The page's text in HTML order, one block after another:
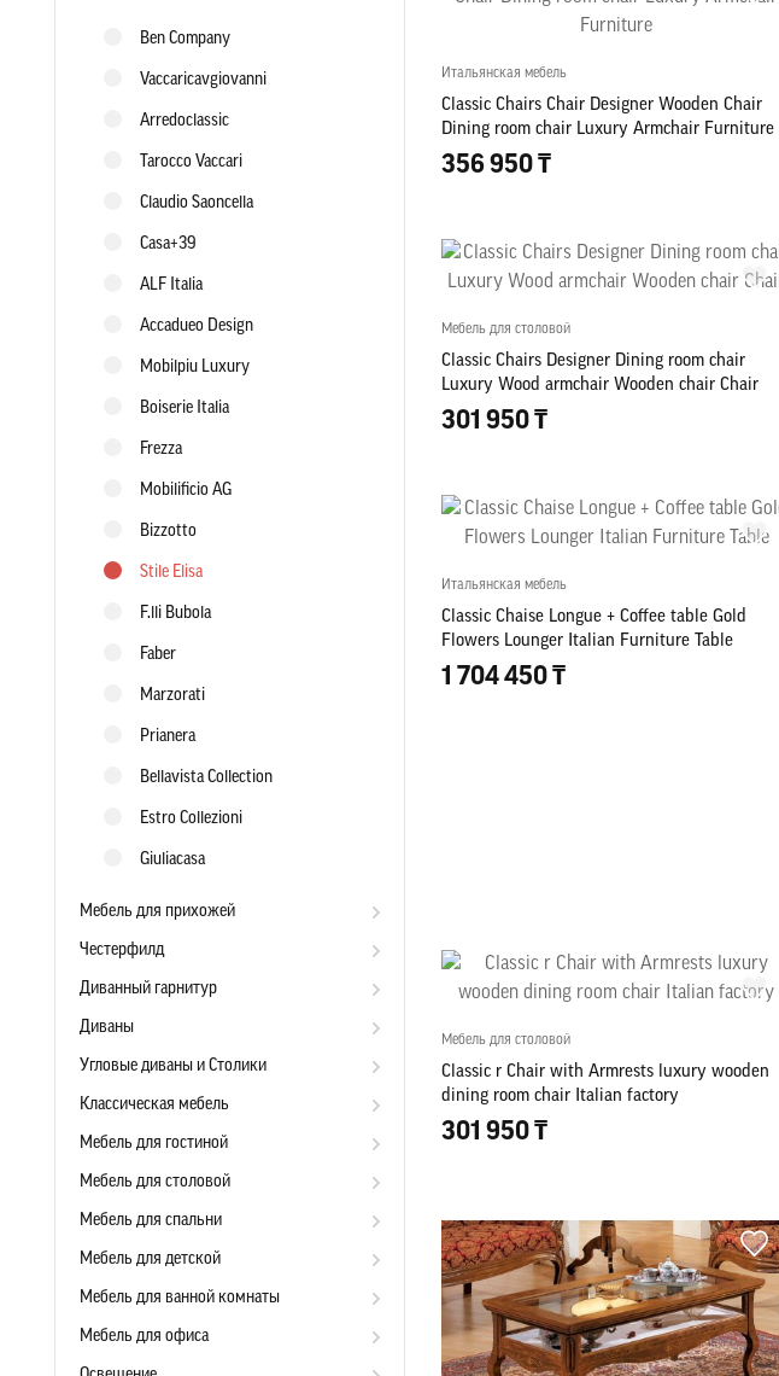
Ben Company
Vaccaricavgiovanni
Arredoclassic
Tarocco Vaccari
Claudio Saoncella
Casa+39
ALF Italia
Accadueo Design
Mobilpiu Luxury
Boiserie Italia
Frezza
Mobilificio AG
Bizzotto
Stile Elisa
F.lli Bubola
Faber
Marzorati
Prianera
Bellavista Collection
Estro Collezioni
Giuliacasa
Мебель для прихожей
Честерфилд
Диванный гарнитур
Диваны
Угловые диваны и Столики
Классическая мебель
Мебель для гостиной
Мебель для столовой
Мебель для спальни
Мебель для детской
Мебель для ванной комнаты
Мебель для офиса
Итальянская мебель
Classic Chairs Chair Designer Wooden Chair
Dining room chair Luxury Armchair Furniture
356 950 ₸
Мебель для столовой
Classic Chairs Designer Dining room chair
Luxury Wood armchair Wooden chair Chair
301 950 ₸
Итальянская мебель
Classic Chaise Longue + Coffee table Gold
Flowers Lounger Italian Furniture Table
1 704 450 ₸
Мебель для столовой
Classic r Chair with Armrests luxury wooden
dining room chair Italian factory
301 950 ₸